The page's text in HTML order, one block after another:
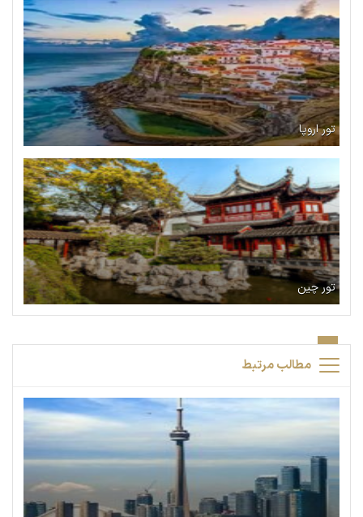
تور اروپا
تور چین
مطالب مرتبط